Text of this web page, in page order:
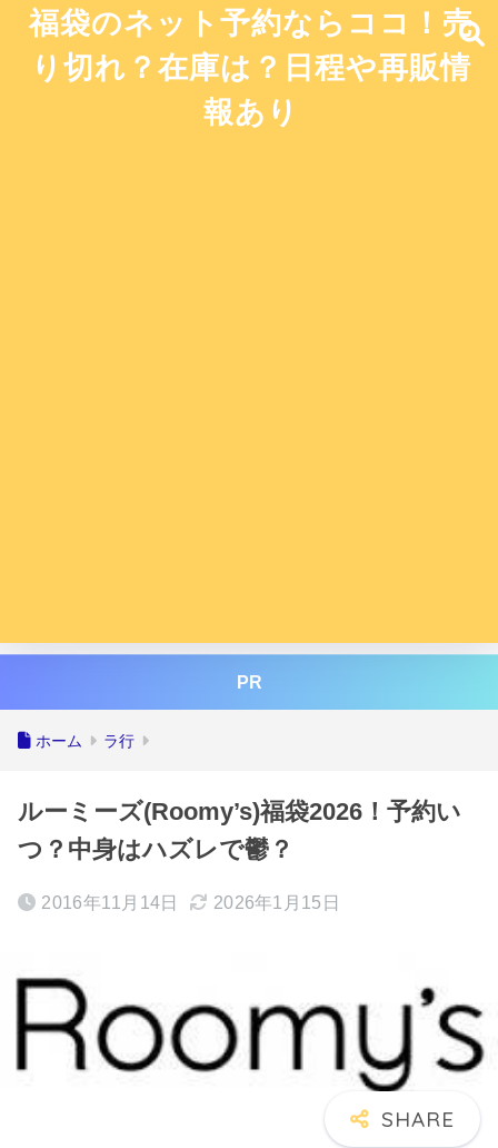
福袋のネット予約ならココ！売
り切れ？在庫は？日程や再販情
報あり
PR
ホーム ラ行
ルーミーズ(Roomy’s)福袋2026！予約い
つ？中身はハズレで鬱？
2016年11月14日 2026年1月15日